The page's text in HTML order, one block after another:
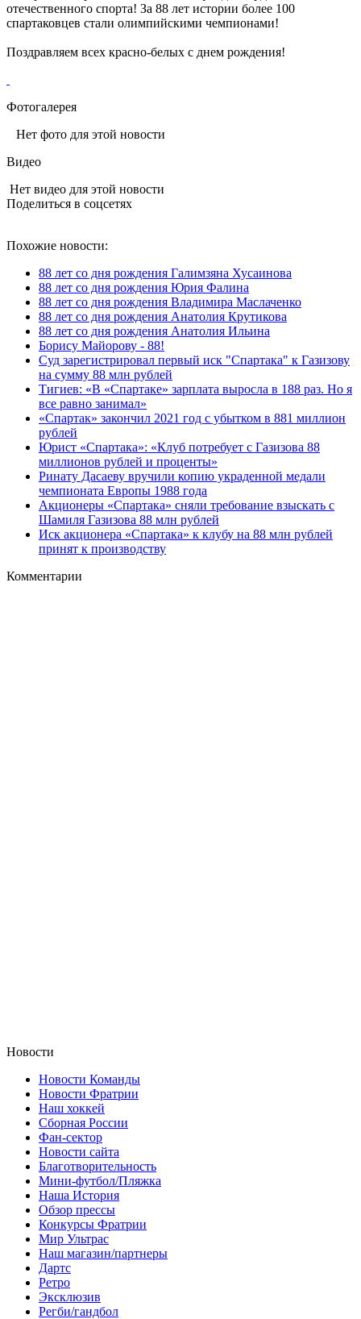
отечественного спорта! За 88 лет истории более 100
спартаковцев стали олимпийскими чемпионами!
Поздравляем всех красно-белых с днем рождения!
Фотогалерея
Нет фото для этой новости
Видео
Нет видео для этой новости
Поделиться в соцсетях
Похожие новости:
88 лет со дня рождения Галимзяна Хусаинова
88 лет со дня рождения Юрия Фалина
88 лет со дня рождения Владимира Маслаченко
88 лет со дня рождения Анатолия Крутикова
88 лет со дня рождения Анатолия Ильина
Борису Майорову - 88!
Суд зарегистрировал первый иск "Спартака" к Газизову
на сумму 88 млн рублей
Тигиев: «В «Спартаке» зарплата выросла в 188 раз. Но я
все равно занимал»
«Спартак» закончил 2021 год с убытком в 881 миллион
рублей
Юрист «Спартака»: «Клуб потребует с Газизова 88
миллионов рублей и проценты»
Ринату Дасаеву вручили копию украденной медали
чемпионата Европы 1988 года
Акционеры «Спартака» сняли требование взыскать с
Шамиля Газизова 88 млн рублей
Иск акционера «Спартака» к клубу на 88 млн рублей
принят к производству
Комментарии
Новости
Новости Команды
Новости Фратрии
Наш хоккей
Сборная России
Фан-cектор
Новости сайта
Благотворительность
Мини-футбол/Пляжка
Наша История
Обзор прессы
Конкурсы Фратрии
Мир Ультрас
Наш магазин/партнеры
Дартс
Ретро
Эксклюзив
Регби/гандбол